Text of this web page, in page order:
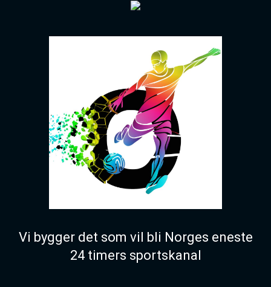
Vi bygger det som vil bli Norges eneste
24 timers sportskanal